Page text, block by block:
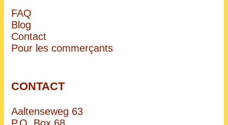
FAQ
Blog
Contact
Pour les commerçants
CONTACT
Aaltenseweg 63